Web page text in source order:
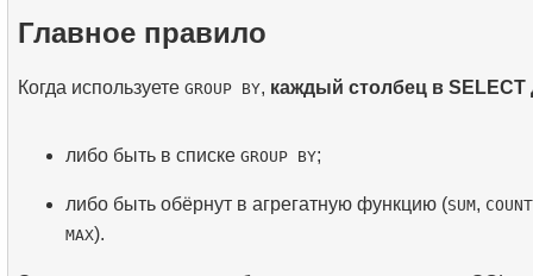
Главное правило
Когда используете GROUP BY, каждый столбец в SELECT
либо быть в списке GROUP BY;
либо быть обёрнут в агрегатную функцию (SUM, COUNT
MAX).